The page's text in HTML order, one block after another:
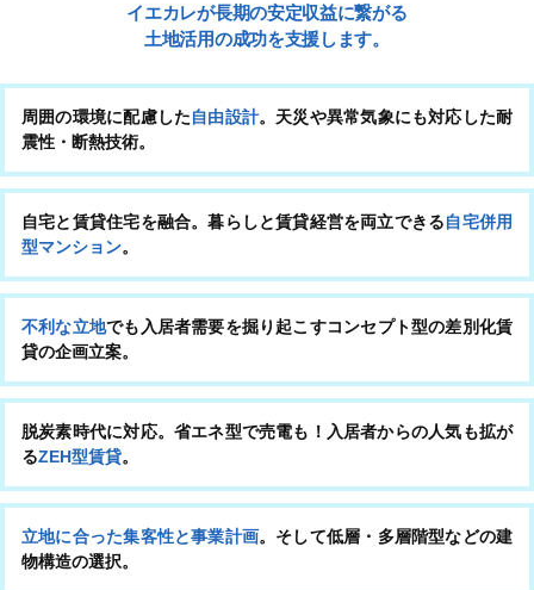
イエカレが長期の安定収益に繋がる
土地活用の成功を支援します。
周囲の環境に配慮した自由設計。天災や異常気象にも対応した耐
震性・断熱技術。
自宅と賃貸住宅を融合。暮らしと賃貸経営を両立できる自宅併用
型マンション。
不利な立地でも入居者需要を掘り起こすコンセプト型の差別化賃
貸の企画立案。
脱炭素時代に対応。省エネ型で売電も！入居者からの人気も拡が
るZEH型賃貸。
立地に合った集客性と事業計画。そして低層・多層階型などの建
物構造の選択。